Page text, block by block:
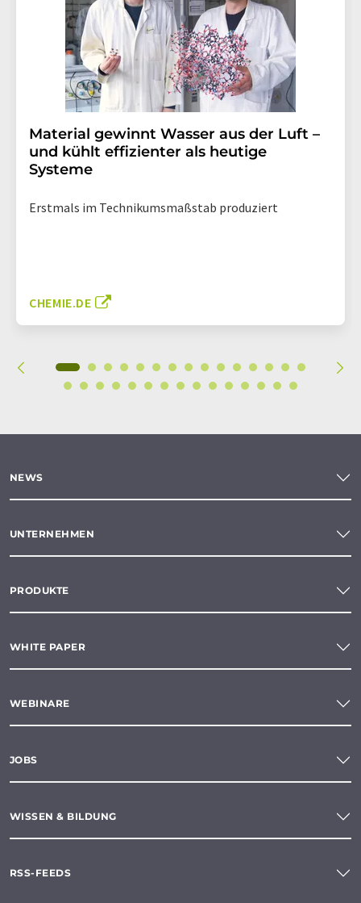
Material gewinnt Wasser aus der Luft –
und kühlt effizienter als heutige
Systeme
Erstmals im Technikumsmaßstab produziert
CHEMIE.DE
NEWS
UNTERNEHMEN
PRODUKTE
WHITE PAPER
WEBINARE
JOBS
WISSEN & BILDUNG
RSS-FEEDS